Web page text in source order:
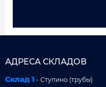
АДРЕСА СКЛАДОВ
Склад 1 - Ступино (трубы)